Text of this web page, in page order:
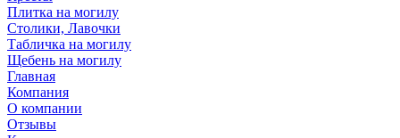
Плитка на могилу
Столики, Лавочки
Табличка на могилу
Щебень на могилу
Главная
Компания
О компании
Отзывы